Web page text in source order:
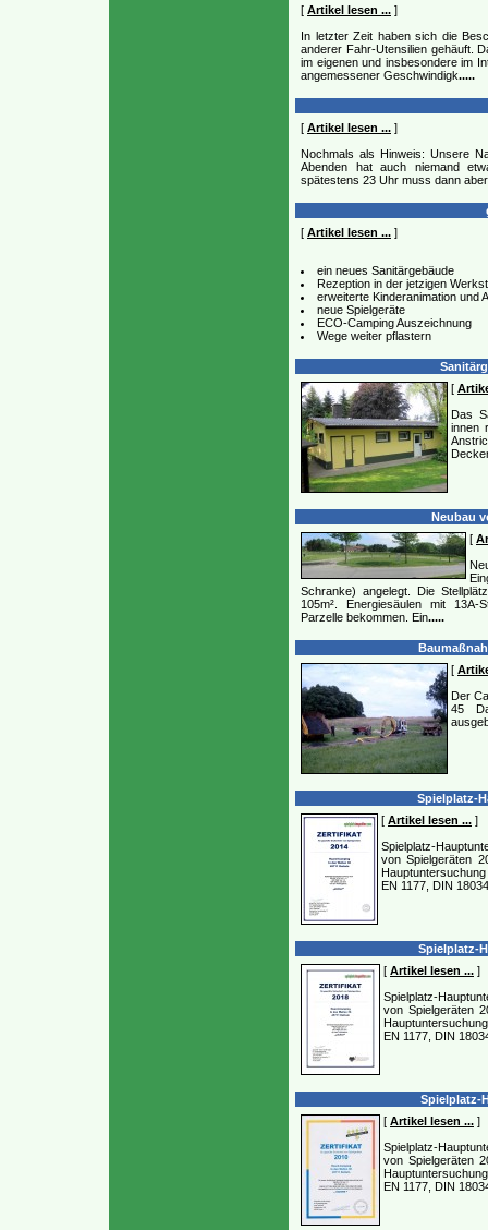
[ Artikel lesen ... ]
In letzter Zeit haben sich die
anderer Fahr-Utensilien gehäuft.
im eigenen und insbesondere im
angemessener Geschwindigk.....
[ Artikel lesen ... ]
Nochmals als Hinweis: Unsere
Abenden hat auch niemand
spätestens 23 Uhr muss dann
[ Artikel lesen ... ]
ein neues Sanitärgebäude
Rezeption in der jetzigen
erweiterte Kinderanimation und
neue Spielgeräte
ECO-Camping Auszeichnung
Wege weiter pflastern
[
Das
innen
Neubau
[
Schranke) angelegt. Die
105m². Energiesäulen mit
Parzelle bekommen. Ein.....
[
Der
45
Spielplatz-
[ Artikel lesen ... ]
Spielplatz-
von Spielgeräten
EN 1177, DIN
Spielplatz-
[ Artikel lesen ... ]
Spielplatz-
von Spielgeräten
EN 1177, DIN
Spielplatz-
[ Artikel lesen ... ]
Spielplatz-
von Spielgeräten
EN 1177, DIN